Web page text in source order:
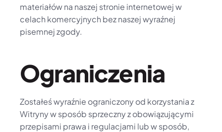
materiałów na naszej stronie internetowej w
celach komercyjnych bez naszej wyraźnej
pisemnej zgody.
Ograniczenia
Zostałeś wyraźnie ograniczony od korzystania z
Witryny w sposób sprzeczny z obowiązującymi
przepisami prawa i regulacjami lub w sposób,